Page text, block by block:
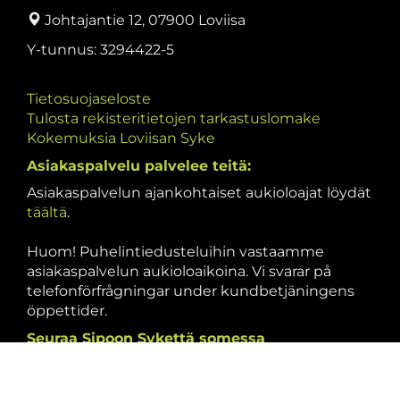
Johtajantie 12, 07900 Loviisa
Y-tunnus: 3294422-5
Tietosuojaseloste
Tulosta rekisteritietojen tarkastuslomake
Kokemuksia Loviisan Syke
Asiakaspalvelu palvelee teitä:
Asiakaspalvelun ajankohtaiset aukioloajat löydät
täältä.
Huom! Puhelintiedusteluihin vastaamme
asiakaspalvelun aukioloaikoina. Vi svarar på
telefonförfrågningar under kundbetjäningens
öppettider.
Seuraa Sipoon Sykettä somessa